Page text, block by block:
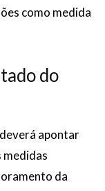
como medida
do
apontar
medidas
da